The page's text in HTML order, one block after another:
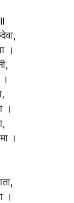
।
।
।
।
।